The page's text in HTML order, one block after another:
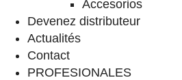
Accesorios
Devenez distributeur
Actualités
Contact
PROFESIONALES